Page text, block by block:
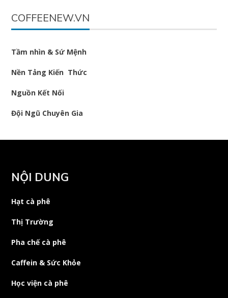
COFFEENEW.VN
Tầm nhìn & Sứ Mệnh
Nền Tảng Kiến Thức
Nguồn Kết Nối
Đội Ngũ Chuyên Gia
NỘI DUNG
Hạt cà phê
Thị Trường
Pha chế cà phê
Caffein & Sức Khỏe
Học viện cà phê